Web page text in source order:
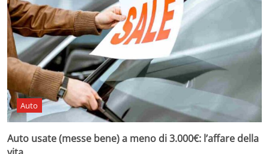
Auto
Auto usate (messe bene) a meno di 3.000€: l’affare della